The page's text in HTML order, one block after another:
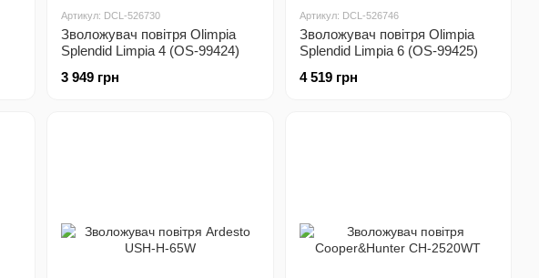
Артикул: DCL-526730
Зволожувач повітря Olimpia
Splendid Limpia 4 (OS-99424)
3 949 грн
Артикул: DCL-526746
Зволожувач повітря Olimpia
Splendid Limpia 6 (OS-99425)
4 519 грн